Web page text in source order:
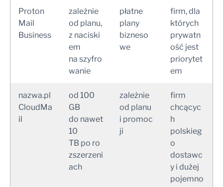
Proton
Mail
Business
zależnie
od planu,
z naciski
em
na szyfro
wanie
płatne
plany
bizneso
we
firm, dla
których
prywatn
ość jest
priorytet
em
nazwa.pl
CloudMa
il
od 100
GB
do nawet
10
TB po ro
zszerzeni
ach
zależnie
od planu
i promoc
ji
firm
chcącyc
h
polskieg
o
dostawc
y i dużej
pojemno